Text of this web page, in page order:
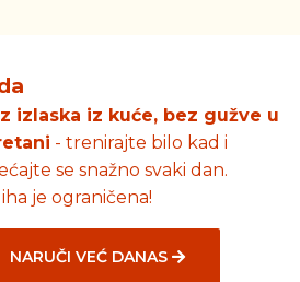
izlaska iz kuće, bez gužve u
- trenirajte bilo kad i
se snažno svaki dan.
je ograničena!
NARUČI VEĆ DANAS